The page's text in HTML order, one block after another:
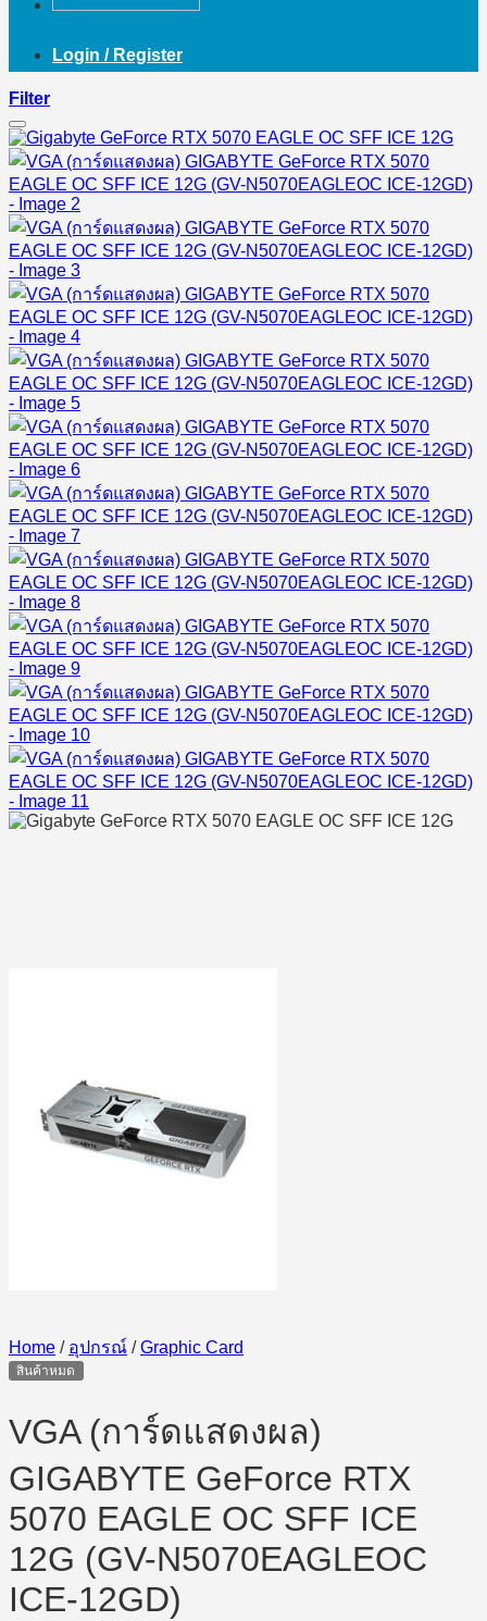
Login / Register
Filter
Home / อุปกรณ์ / Graphic Card
สินค้าหมด
VGA (การ์ดแสดงผล)
GIGABYTE GeForce RTX
5070 EAGLE OC SFF ICE
12G (GV-N5070EAGLEOC
ICE-12GD)